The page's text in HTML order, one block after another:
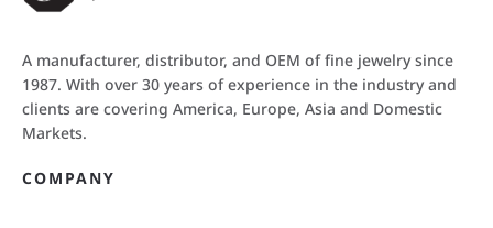
A manufacturer, distributor, and OEM of fine jewelry since
1987. With over 30 years of experience in the industry and
clients are covering America, Europe, Asia and Domestic
Markets.
COMPANY